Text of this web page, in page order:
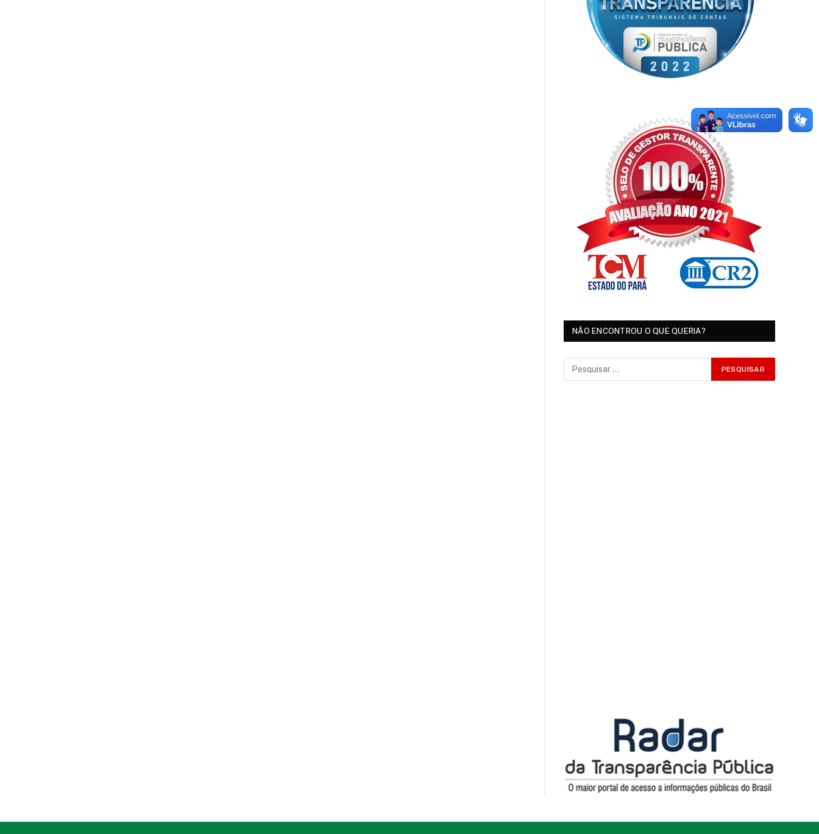
NÃO ENCONTROU O QUE QUERIA?